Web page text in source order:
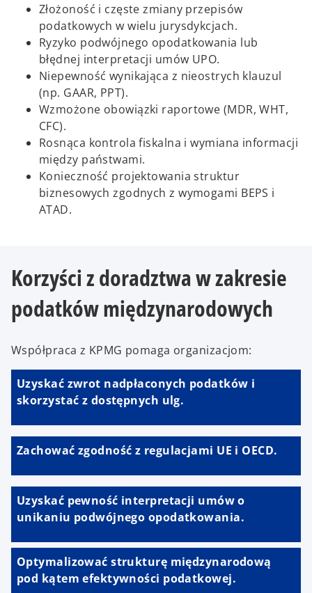
Złożoność i częste zmiany przepisów
podatkowych w wielu jurysdykcjach.
Ryzyko podwójnego opodatkowania lub
błędnej interpretacji umów UPO.
Niepewność wynikająca z nieostrych klauzul
(np. GAAR, PPT).
Wzmożone obowiązki raportowe (MDR, WHT,
CFC).
Rosnąca kontrola fiskalna i wymiana informacji
między państwami.
Konieczność projektowania struktur
biznesowych zgodnych z wymogami BEPS i
ATAD.
Korzyści z doradztwa w zakresie
podatków międzynarodowych
Współpraca z KPMG pomaga organizacjom:
Uzyskać zwrot nadpłaconych podatków i
skorzystać z dostępnych ulg.
Zachować zgodność z regulacjami UE i OECD.
Uzyskać pewność interpretacji umów o
unikaniu podwójnego opodatkowania.
Optymalizować strukturę międzynarodową
pod kątem efektywności podatkowej.